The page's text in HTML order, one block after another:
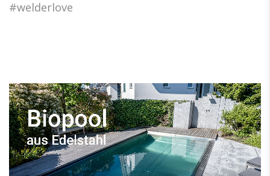
#welderlove